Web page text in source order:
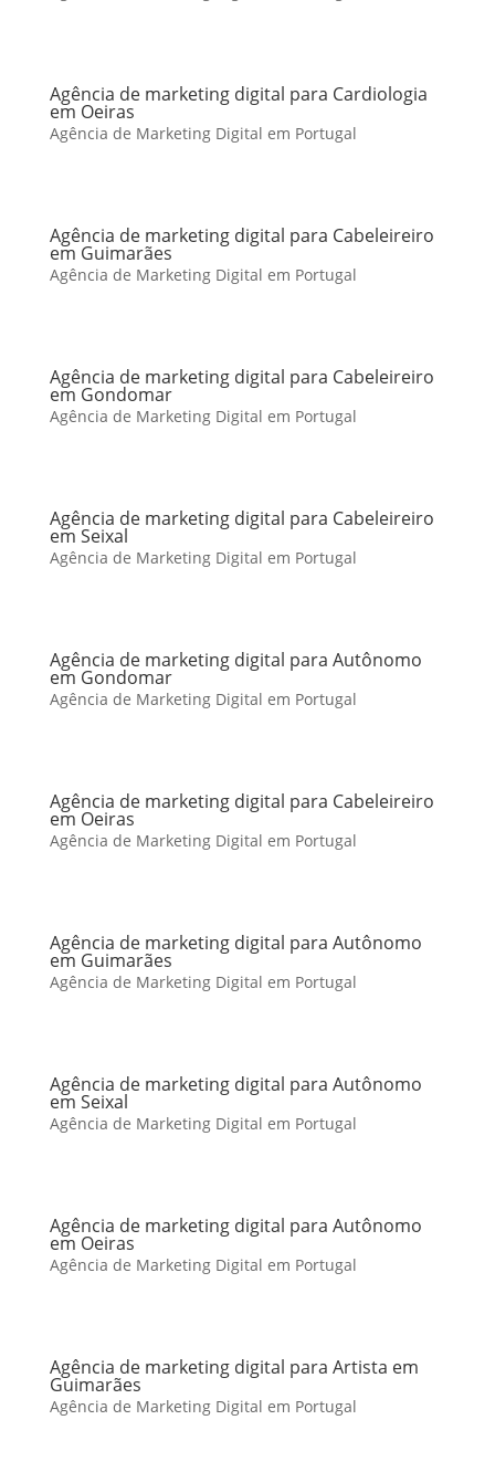
Agência de marketing digital para Cardiologia
em Oeiras
Agência de Marketing Digital em Portugal
Agência de marketing digital para Cabeleireiro
em Guimarães
Agência de Marketing Digital em Portugal
Agência de marketing digital para Cabeleireiro
em Gondomar
Agência de Marketing Digital em Portugal
Agência de marketing digital para Cabeleireiro
em Seixal
Agência de Marketing Digital em Portugal
Agência de marketing digital para Autônomo
em Gondomar
Agência de Marketing Digital em Portugal
Agência de marketing digital para Cabeleireiro
em Oeiras
Agência de Marketing Digital em Portugal
Agência de marketing digital para Autônomo
em Guimarães
Agência de Marketing Digital em Portugal
Agência de marketing digital para Autônomo
em Seixal
Agência de Marketing Digital em Portugal
Agência de marketing digital para Autônomo
em Oeiras
Agência de Marketing Digital em Portugal
Agência de marketing digital para Artista em
Guimarães
Agência de Marketing Digital em Portugal